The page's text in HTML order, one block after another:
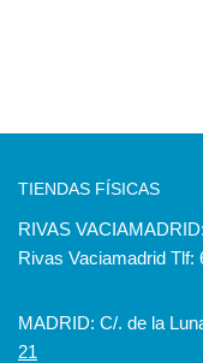
TIENDAS FÍSICAS
RIVAS
Rivas Vaciamadrid Tlf:
MADRID: C/. de la
21